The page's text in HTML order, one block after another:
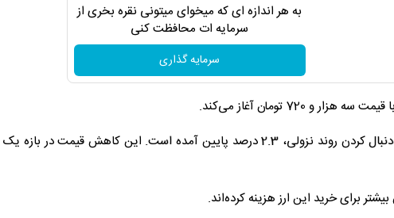
به هر اندازه ای که میخوای میتونی نقره بخری از
سرمایه ات محافظت کنی
سرمایه گذاری
قیمت لیر ترکیه در هفت روز گذشته با دنبال کردن روند نزولی، 2.3 درصد پایین آمده است. این کاهش قیمت در